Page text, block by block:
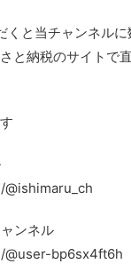
くと当チャンネル
と納税のサイトで
ンネル
bp6sx4ft6h